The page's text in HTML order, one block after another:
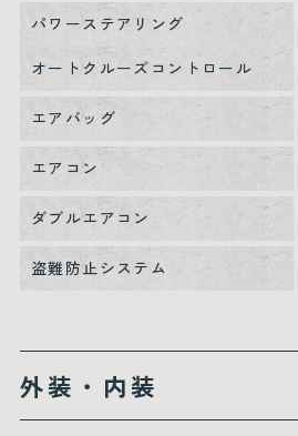
パワーステアリング
オートクルーズコントロール
エアバッグ
エアコン
ダブルエアコン
盗難防止システム
外装・内装